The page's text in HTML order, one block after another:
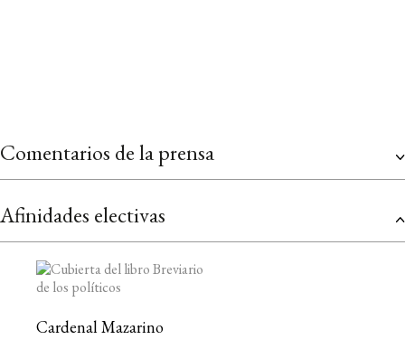
Comentarios de la prensa
Afinidades electivas
Cardenal Mazarino